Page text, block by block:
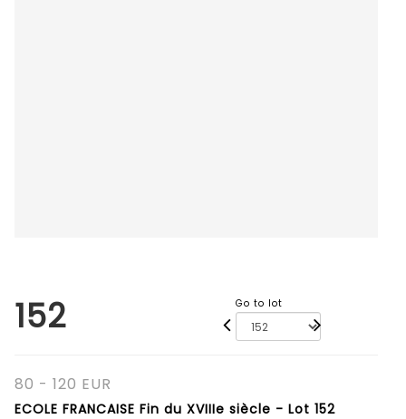
152 Go to lot
80 - 120 EUR
ECOLE FRANCAISE Fin du XVIIIe siècle - Lot 152